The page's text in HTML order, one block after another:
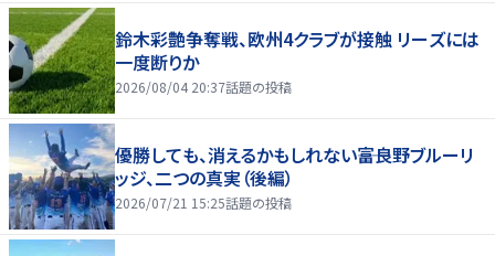
鈴木彩艶争奪戦、欧州4クラブが接触 リーズには
一度断りか
2026/08/04 20:37話題の投稿
優勝しても、消えるかもしれない――富良野ブルーリ
ッジ、二つの真実（後編）
2026/07/21 15:25話題の投稿